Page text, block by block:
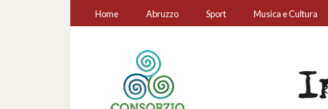
Home Abruzzo Sport Musica e Cultura